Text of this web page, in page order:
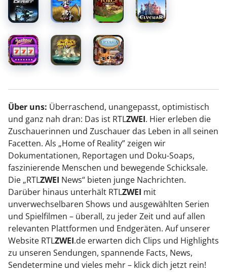
Über uns: Überraschend, unangepasst, optimistisch
und ganz nah dran: Das ist RTLZWEI. Hier erleben die
Zuschauerinnen und Zuschauer das Leben in all seinen
Facetten. Als „Home of Reality” zeigen wir
Dokumentationen, Reportagen und Doku-Soaps,
faszinierende Menschen und bewegende Schicksale.
Die „RTLZWEI News“ bieten junge Nachrichten.
Darüber hinaus unterhält RTLZWEI mit
unverwechselbaren Shows und ausgewählten Serien
und Spielfilmen – überall, zu jeder Zeit und auf allen
relevanten Plattformen und Endgeräten. Auf unserer
Website RTLZWEI.de erwarten dich Clips und Highlights
zu unseren Sendungen, spannende Facts, News,
Sendetermine und vieles mehr – klick dich jetzt rein!